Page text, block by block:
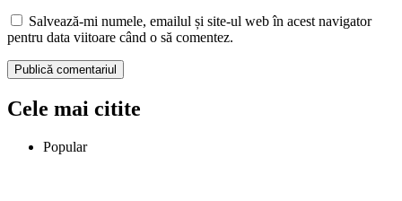
Salvează-mi numele, emailul și site-ul web în acest navigator
pentru data viitoare când o să comentez.
Cele mai citite
Popular